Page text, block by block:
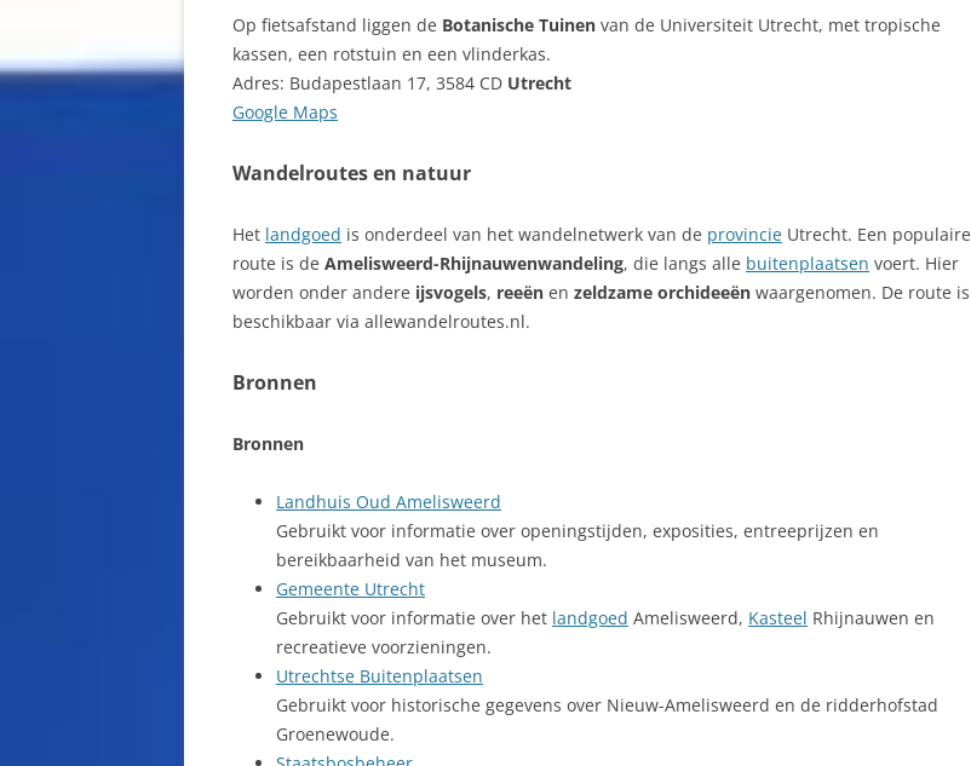
Op fietsafstand liggen de Botanische Tuinen van de Universiteit Utrecht, met tropische
kassen, een rotstuin en een vlinderkas.
Adres: Budapestlaan 17, 3584 CD Utrecht
Google Maps
Wandelroutes en natuur
Het landgoed is onderdeel van het wandelnetwerk van de provincie Utrecht. Een populaire
route is de Amelisweerd-Rhijnauwenwandeling, die langs alle buitenplaatsen voert. Hier
worden onder andere ijsvogels, reeën en zeldzame orchideeën waargenomen. De route is
beschikbaar via allewandelroutes.nl.
Bronnen
Bronnen
Landhuis Oud Amelisweerd
Gebruikt voor informatie over openingstijden, exposities, entreeprijzen en
bereikbaarheid van het museum.
Gemeente Utrecht
Gebruikt voor informatie over het landgoed Amelisweerd, Kasteel Rhijnauwen en
recreatieve voorzieningen.
Utrechtse Buitenplaatsen
Gebruikt voor historische gegevens over Nieuw-Amelisweerd en de ridderhofstad
Groenewoude.